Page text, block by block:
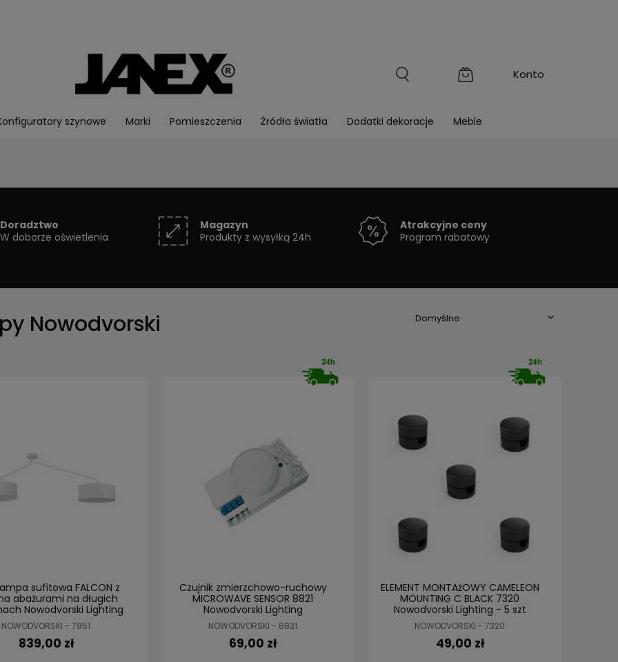
szynowe Marki Pomieszczenia Źródła światła Dodatki dekoracje Meble
Doradztwo
W doborze oświetlenia
Magazyn
Produkty z wysyłką 24h
Atrakcyjne ceny
Program rabatowy
Nowodvorski
sufitowa FALCON z
abażurami na długich
Nowodvorski Lighting
NOWODVORSKI - 7951
839,00 zł
Czujnik zmierzchowo-ruchowy
MICROWAVE SENSOR 8821
Nowodvorski Lighting
NOWODVORSKI - 8821
69,00 zł
ELEMENT MONTAżOWY CAMELEON
MOUNTING C BLACK 7320
Nowodvorski Lighting - 5 szt
NOWODVORSKI - 7320
49,00 zł